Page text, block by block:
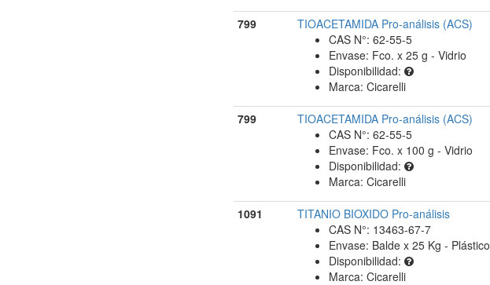
799
TIOACETAMIDA Pro-análisis (ACS)
CAS N°: 62-55-5
Envase: Fco. x 25 g - Vidrio
Disponibilidad:
Marca: Cicarelli
799
TIOACETAMIDA Pro-análisis (ACS)
CAS N°: 62-55-5
Envase: Fco. x 100 g - Vidrio
Disponibilidad:
Marca: Cicarelli
1091
TITANIO BIOXIDO Pro-análisis
CAS N°: 13463-67-7
Envase: Balde x 25 Kg - Plástico
Disponibilidad:
Marca: Cicarelli